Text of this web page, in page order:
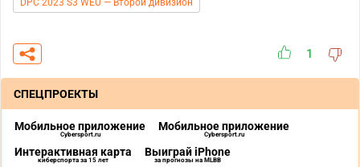
DPC 2023 S3 WEU — Второй дивизион
1
СПЕЦПРОЕКТЫ
Мобильное приложение
Cybersport.ru
Мобильное приложение
Cybersport.ru
Интерактивная карта
киберспорта за 15 лет
Выиграй iPhone
за прогнозы на MLBB